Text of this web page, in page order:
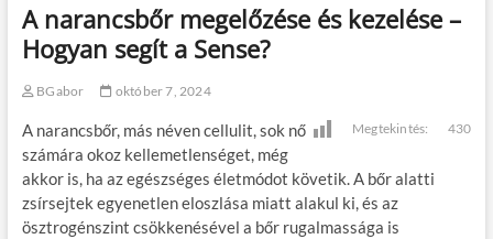
A narancsbőr megelőzése és kezelése –
Hogyan segít a Sense?
BGabor október 7, 2024
Megtekintés: 430
A narancsbőr, más néven cellulit, sok nő
számára okoz kellemetlenséget, még
akkor is, ha az egészséges életmódot követik. A bőr alatti
zsírsejtek egyenetlen eloszlása miatt alakul ki, és az
ösztrogénszint csökkenésével a bőr rugalmassága is